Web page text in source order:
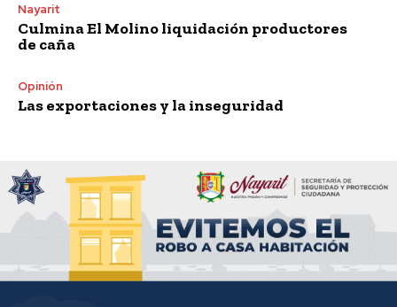
Nayarit
Culmina El Molino liquidación productores
de caña
Opinión
Las exportaciones y la inseguridad